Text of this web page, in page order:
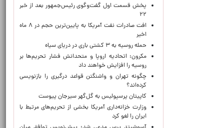
پخش قسمت اول گفت‌وگوی رئیس‌جمهور بعد از خبر
۲۲
افت صادرات نفت آمریکا به پایین‌ترین حجم در ۸ ماه
اخیر
حمله روسیه به ۳ کشتی باری در دریای سیاه
مکرون: اتحادیه اروپا و متحدانش فشار تحریم‌ها بر
روسیه را افزایش خواهند داد
چگونه تهران و واشنگتن قواعد درگیری را بازنویسی
کرده‌اند؟
کاپیتان پرسپولیس به گل‌گهر سیرجان پیوست
وزارت خزانه‌داری آمریکا بخشی از تحریم‌های مرتبط با
ایران را لغو کرد